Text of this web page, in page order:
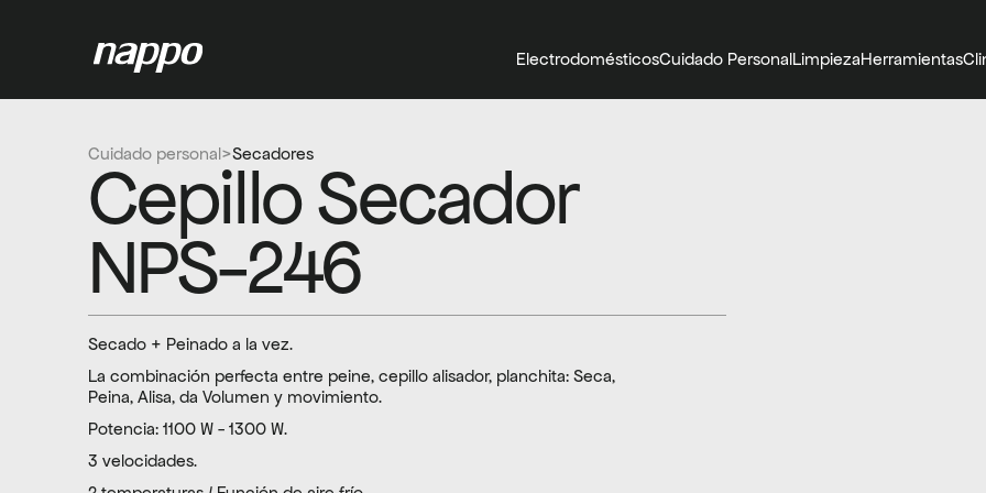
ElectrodomésticosCuidado PersonalLimpiezaHerramientas
Cuidado personal>Secadores
Cepillo Secador
NPS-246
Secado + Peinado a la vez.
La combinación perfecta entre peine, cepillo alisador, planchita: Seca,
Peina, Alisa, da Volumen y movimiento.
Potencia: 1100 W - 1300 W.
3 velocidades.